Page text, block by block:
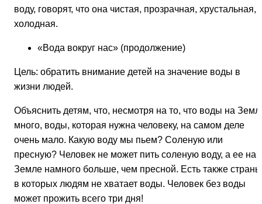
воду, говорят, что она чистая, прозрачная, хрустальная,
холодная.
«Вода вокруг нас» (продолжение)
Цель: обратить внимание детей на значение воды в
жизни людей.
Объяснить детям, что, несмотря на то, что воды на
много, воды, которая нужна человеку, на самом деле
очень мало. Какую воду мы пьем? Соленую или
пресную? Человек не может пить соленую воду, а ее на
Земле намного больше, чем пресной. Есть также
в которых людям не хватает воды. Человек без воды
может прожить всего три дня!